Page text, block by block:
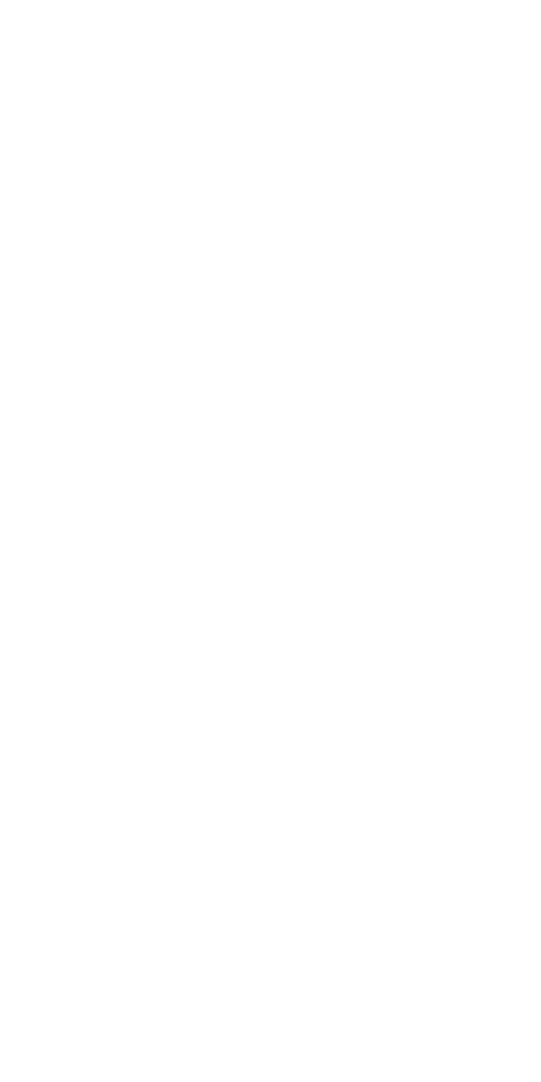
Петербурге, ЛО и МО (не далее 20 км от
Рязань, Кострома, Иваново, Самара,
без примерки с предоплатой.
с примеркой без предоплаты для Москвы,
Надым, Рязань, Кострома, Иваново,
вещей, или пара лёгких курток, или 1
ваш заказ на несколько, доставка за
примерить вещи при выборе доставки с
или товар имеет внешние
в регионы запрещено (с регионов в